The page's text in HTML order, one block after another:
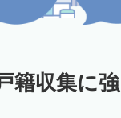
籍収集に